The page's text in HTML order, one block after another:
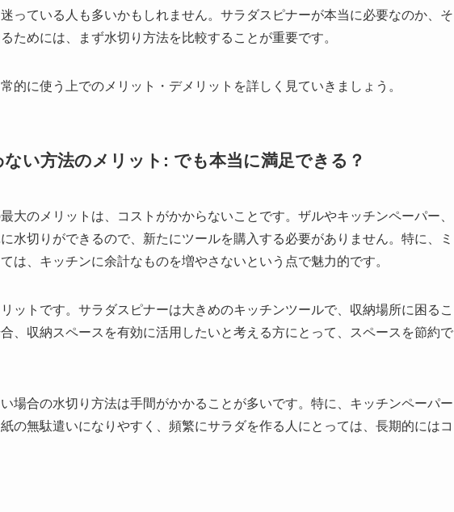
っている人も多いかもしれません。サラダスピナーが本当に必要なのか、そ
ためには、まず水切り方法を比較することが重要です。
的に使う上でのメリット・デメリットを詳しく見ていきましょう。
い方法のメリット: でも本当に満足できる？
大のメリットは、コストがかからないことです。ザルやキッチンペーパー、
水切りができるので、新たにツールを購入する必要がありません。特に、ミ
は、キッチンに余計なものを増やさないという点で魅力的です。
ットです。サラダスピナーは大きめのキッチンツールで、収納場所に困るこ
、収納スペースを有効に活用したいと考える方にとって、スペースを節約で
場合の水切り方法は手間がかかることが多いです。特に、キッチンペーパー
の無駄遣いになりやすく、頻繁にサラダを作る人にとっては、長期的にはコ